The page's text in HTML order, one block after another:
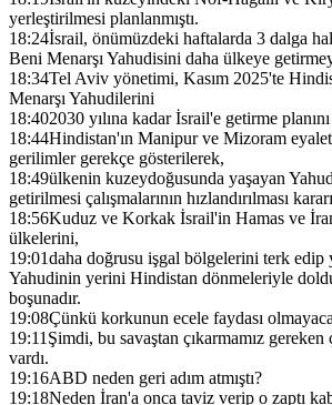
yerleştirilmesi planlanmıştı.
18:24İsrail, önümüzdeki haftalarda 3 dalga
Beni Menarşı Yahudisini daha ülkeye
18:34Tel Aviv yönetimi, Kasım 2025'te
Menarşı Yahudilerini
18:402030 yılına kadar İsrail'e getirme planını
18:44Hindistan'ın Manipur ve Mizoram
gerilimler gerekçe gösterilerek,
18:49ülkenin kuzeydoğusunda yaşayan
getirilmesi çalışmalarının hızlandırılması
18:56Kuduz ve Korkak İsrail'in Hamas ve
ülkelerini,
19:01daha doğrusu işgal bölgelerini terk edip
Yahudinin yerini Hindistan dönmeleriyle
boşunadır.
19:08Çünkü korkunun ecele faydası
19:11Şimdi, bu savaştan çıkarmamız
vardı.
19:16ABD neden geri adım atmıştı?
19:18Neden İran'a onca taviz verip o zaptı